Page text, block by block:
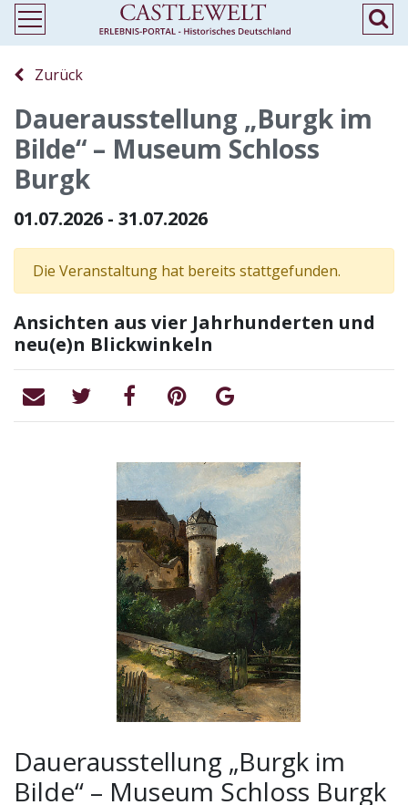
Zurück
Dauerausstellung „Burgk im
Bilde“ – Museum Schloss
Burgk
01.07.2026 - 31.07.2026
Die Veranstaltung hat bereits stattgefunden.
Ansichten aus vier Jahrhunderten und
neu(e)n Blickwinkeln
Dauerausstellung „Burgk im
Bilde“ – Museum Schloss Burgk